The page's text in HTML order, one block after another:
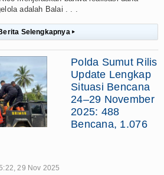
adalah Balai . . .
Selengkapnya ▸
Polda Sumut Rilis
Update Lengkap
Situasi Bencana
24–29 November
2025: 488
Bencana, 1.076
29 Nov 2025